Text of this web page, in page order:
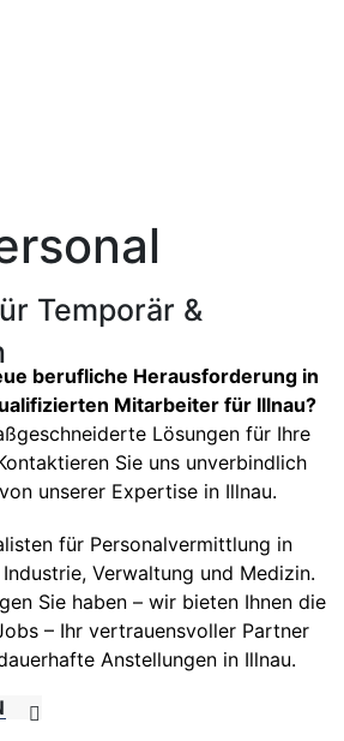
Temporär &
berufliche Herausforderung in
Mitarbeiter für Illnau?
Lösungen für Ihre
Sie uns unverbindlich
unserer Expertise in Illnau.
für Personalvermittlung in
Verwaltung und Medizin.
Sie haben – wir bieten Ihnen die
– Ihr vertrauensvoller Partner
Anstellungen in Illnau.